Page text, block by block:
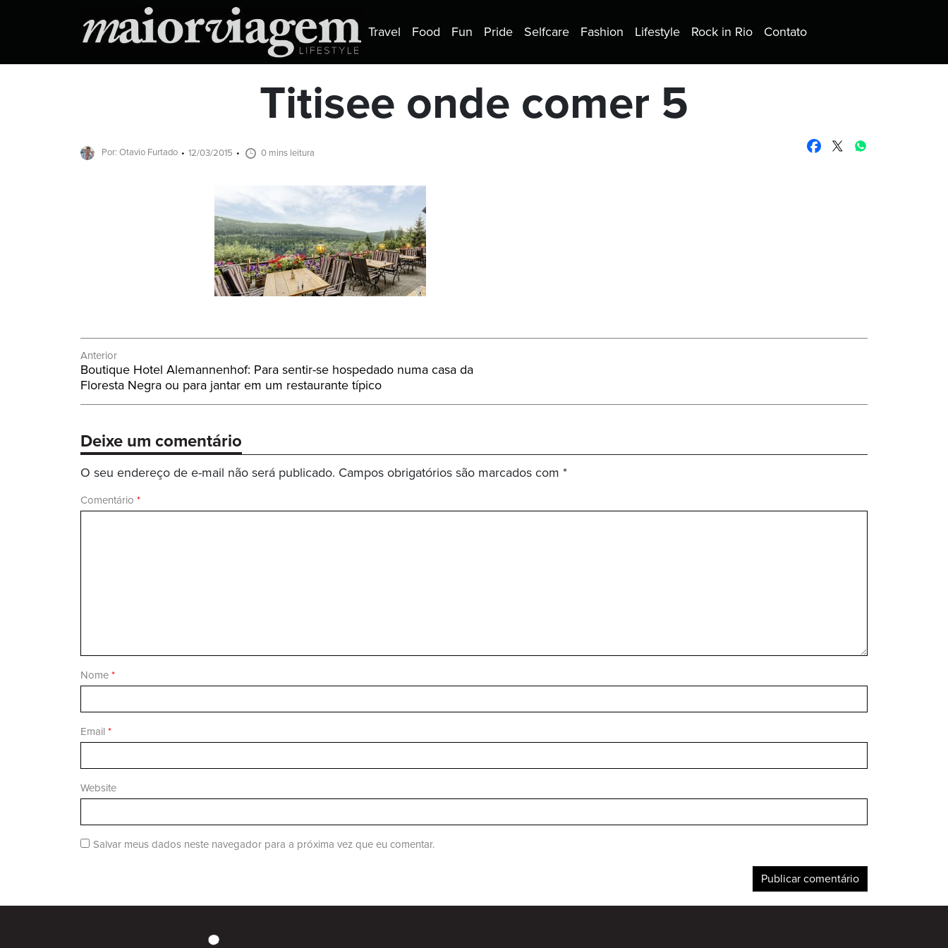
Travel Food Fun Pride Selfcare Fashion Lifestyle Rock in Rio Contato
Titisee onde comer 5
Por: Otavio Furtado 12/03/2015 0 mins leitura
Navegação
de
Post
Anterior
Post
Anterior:
Boutique Hotel Alemannenhof: Para sentir-se hospedado numa casa da
Floresta Negra ou para jantar em um restaurante típico
Deixe um comentário
O seu endereço de e-mail não será publicado. Campos obrigatórios são marcados com *
Comentário *
Nome *
Email *
Website
Salvar meus dados neste navegador para a próxima vez que eu comentar.